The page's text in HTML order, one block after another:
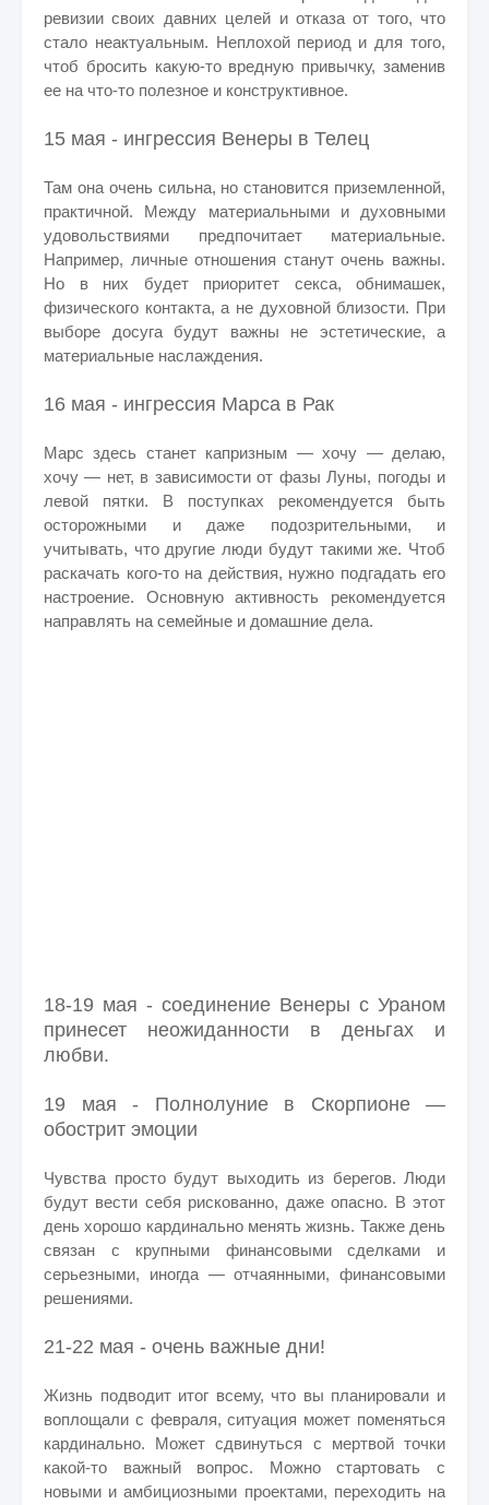
ревизии своих давних целей и отказа от того, что
стало неактуальным. Неплохой период и для того,
чтоб бросить какую-то вредную привычку, заменив
ее на что-то полезное и конструктивное.
15 мая - ингрессия Венеры в Телец
Там она очень сильна, но становится приземленной,
практичной. Между материальными и духовными
удовольствиями предпочитает материальные.
Например, личные отношения станут очень важны.
Но в них будет приоритет секса, обнимашек,
физического контакта, а не духовной близости. При
выборе досуга будут важны не эстетические, а
материальные наслаждения.
16 мая - ингрессия Марса в Рак
Марс здесь станет капризным — хочу — делаю,
хочу — нет, в зависимости от фазы Луны, погоды и
левой пятки. В поступках рекомендуется быть
осторожными и даже подозрительными, и
учитывать, что другие люди будут такими же. Чтоб
раскачать кого-то на действия, нужно подгадать его
настроение. Основную активность рекомендуется
направлять на семейные и домашние дела.
18-19 мая - соединение Венеры с Ураном
принесет неожиданности в деньгах и
любви.
19 мая - Полнолуние в Скорпионе —
обострит эмоции
Чувства просто будут выходить из берегов. Люди
будут вести себя рискованно, даже опасно. В этот
день хорошо кардинально менять жизнь. Также день
связан с крупными финансовыми сделками и
серьезными, иногда — отчаянными, финансовыми
решениями.
21-22 мая - очень важные дни!
Жизнь подводит итог всему, что вы планировали и
воплощали с февраля, ситуация может поменяться
кардинально. Может сдвинуться с мертвой точки
какой-то важный вопрос. Можно стартовать с
новыми и амбициозными проектами, переходить на